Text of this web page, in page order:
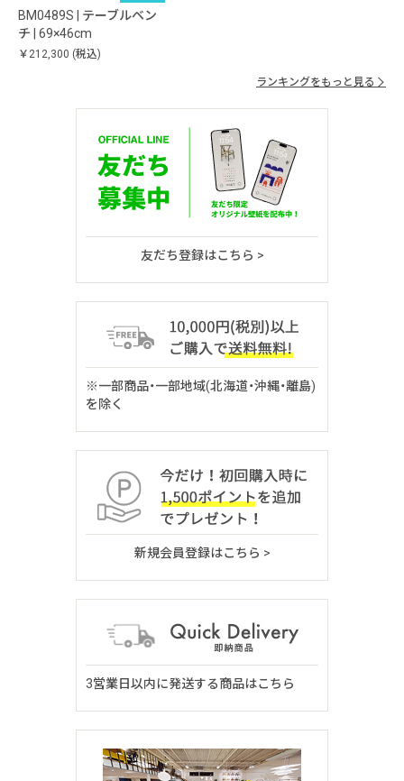
BM0489S | テーブルベン
チ | 69×46cm
￥212,300 (税込)
ランキングをもっと見る
友だち登録はこちら >
※一部商品・一部地域(北海道・沖縄・離島)
を除く
新規会員登録はこちら >
3営業日以内に発送する商品はこちら